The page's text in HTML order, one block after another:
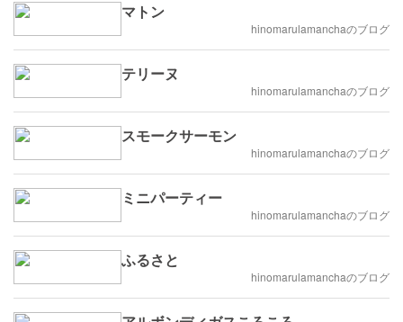
マトン
hinomarulamanchaのブログ
テリーヌ
hinomarulamanchaのブログ
スモークサーモン
hinomarulamanchaのブログ
ミニパーティー
hinomarulamanchaのブログ
ふるさと
hinomarulamanchaのブログ